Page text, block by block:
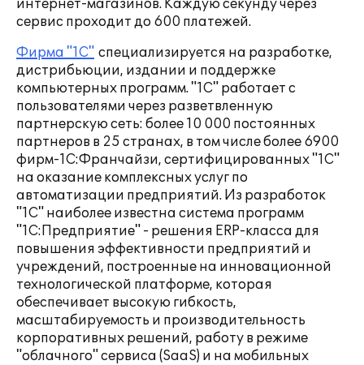
интернет-магазинов. Каждую секунду через
сервис проходит до 600 платежей.
Фирма "1С" специализируется на разработке,
дистрибьюции, издании и поддержке
компьютерных программ. "1С" работает с
пользователями через разветвленную
партнерскую сеть: более 10 000 постоянных
партнеров в 25 странах, в том числе более 6900
фирм-1С:Франчайзи, сертифицированных "1С"
на оказание комплексных услуг по
автоматизации предприятий. Из разработок
"1С" наиболее известна система программ
"1С:Предприятие" - решения ERP-класса для
повышения эффективности предприятий и
учреждений, построенные на инновационной
технологической платформе, которая
обеспечивает высокую гибкость,
масштабируемость и производительность
корпоративных решений, работу в режиме
"облачного" сервиса (SaaS) и на мобильных